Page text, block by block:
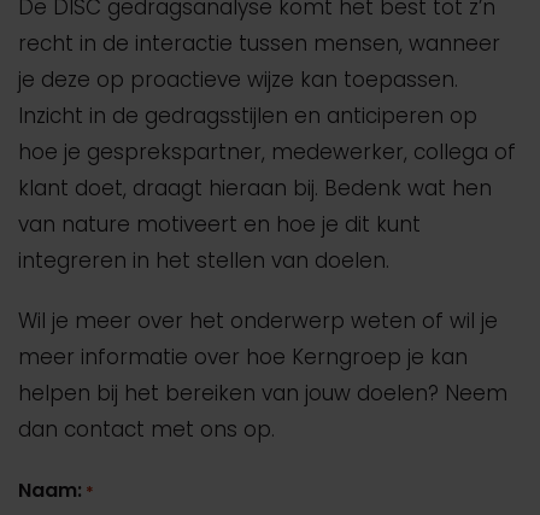
De DISC gedragsanalyse komt het best tot z’n
recht in de interactie tussen mensen, wanneer
je deze op proactieve wijze kan toepassen.
Inzicht in de gedragsstijlen en anticiperen op
hoe je gesprekspartner, medewerker, collega of
klant doet, draagt hieraan bij. Bedenk wat hen
van nature motiveert en hoe je dit kunt
integreren in het stellen van doelen.
Wil je meer over het onderwerp weten of wil je
meer informatie over hoe Kerngroep je kan
helpen bij het bereiken van jouw doelen? Neem
dan contact met ons op.
Naam: *